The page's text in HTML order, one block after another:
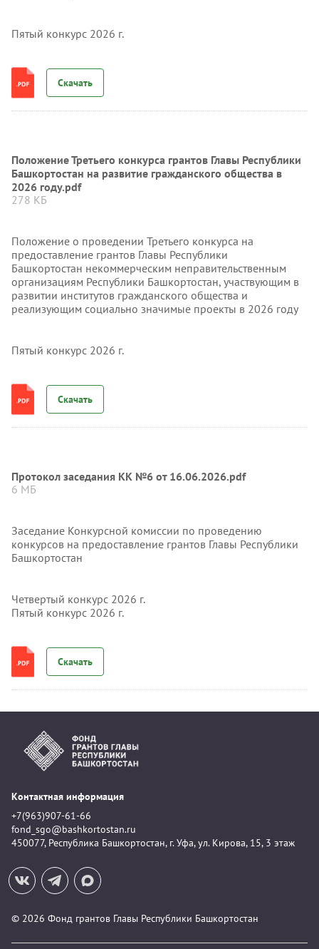
Пятый конкурс 2026 г.
Скачать
Положение Третьего конкурса грантов Главы Республики
Башкортостан на развитие гражданского общества в
2026 году.pdf
278 КБ
Положение о проведении Третьего конкурса на
предоставление грантов Главы Республики
Башкортостан некоммерческим неправительственным
организациям Республики Башкортостан, участвующим в
развитии институтов гражданского общества и
реализующим социально значимые проекты в 2026 году
Пятый конкурс 2026 г.
Скачать
Протокол заседания КК №6 от 16.06.2026.pdf
6 МБ
Заседание Конкурсной комиссии по проведению
конкурсов на предоставление грантов Главы Республики
Башкортостан
Четвертый конкурс 2026 г.
Пятый конкурс 2026 г.
Скачать
Контактная информация
+7(963)907-61-66
fond_sgo@bashkortostan.ru
450077, Республика Башкортостан, г. Уфа, ул. Кирова, 15, 3 этаж
© 2026 Фонд грантов Главы Республики Башкортостан